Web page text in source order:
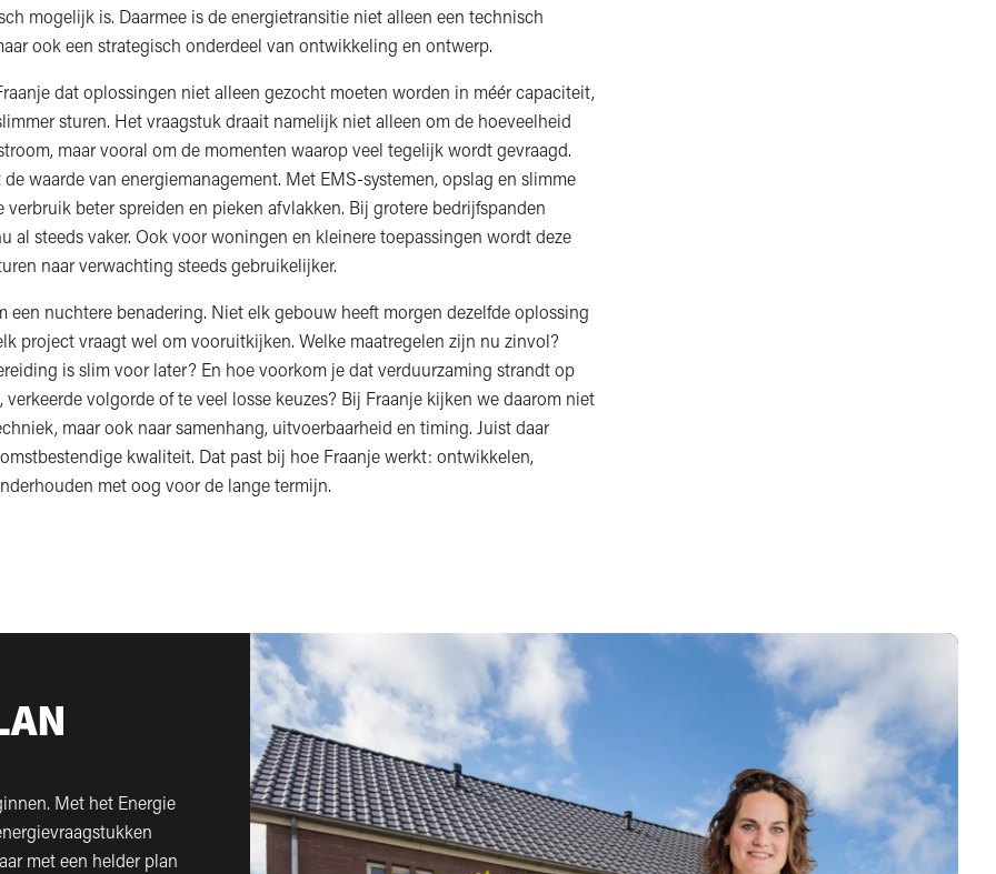
mogelijk is. Daarmee is de energietransitie niet alleen een technisch
ook een strategisch onderdeel van ontwikkeling en ontwerp.
dat oplossingen niet alleen gezocht moeten worden in méér capaciteit,
sturen. Het vraagstuk draait namelijk niet alleen om de hoeveelheid
maar vooral om de momenten waarop veel tegelijk wordt gevraagd.
de waarde van energiemanagement. Met EMS-systemen, opslag en slimme
verbruik beter spreiden en pieken afvlakken. Bij grotere bedrijfspanden
al steeds vaker. Ook voor woningen en kleinere toepassingen wordt deze
naar verwachting steeds gebruikelijker.
een nuchtere benadering. Niet elk gebouw heeft morgen dezelfde oplossing
project vraagt wel om vooruitkijken. Welke maatregelen zijn nu zinvol?
is slim voor later? En hoe voorkom je dat verduurzaming strandt op
verkeerde volgorde of te veel losse keuzes? Bij Fraanje kijken we daarom niet
maar ook naar samenhang, uitvoerbaarheid en timing. Juist daar
kwaliteit. Dat past bij hoe Fraanje werkt: ontwikkelen,
met oog voor de lange termijn.
Met het Energie
met een helder plan